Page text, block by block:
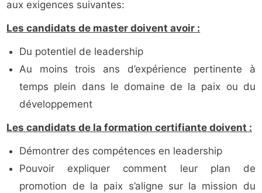
aux exigences suivantes:
Les candidats de master doivent avoir :
Du potentiel de leadership
Au moins trois ans d’expérience pertinente à
temps plein dans le domaine de la paix ou du
développement
Les candidats de la formation certifiante doivent :
Démontrer des compétences en leadership
Pouvoir expliquer comment leur plan de
promotion de la paix s’aligne sur la mission du